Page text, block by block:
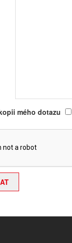
mého dotazu